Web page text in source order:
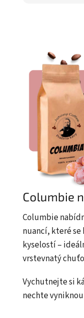
Columbie
Columbie
nuancí, které
kyselostí –
vrstevnatý
Vychutnejte si
nechte